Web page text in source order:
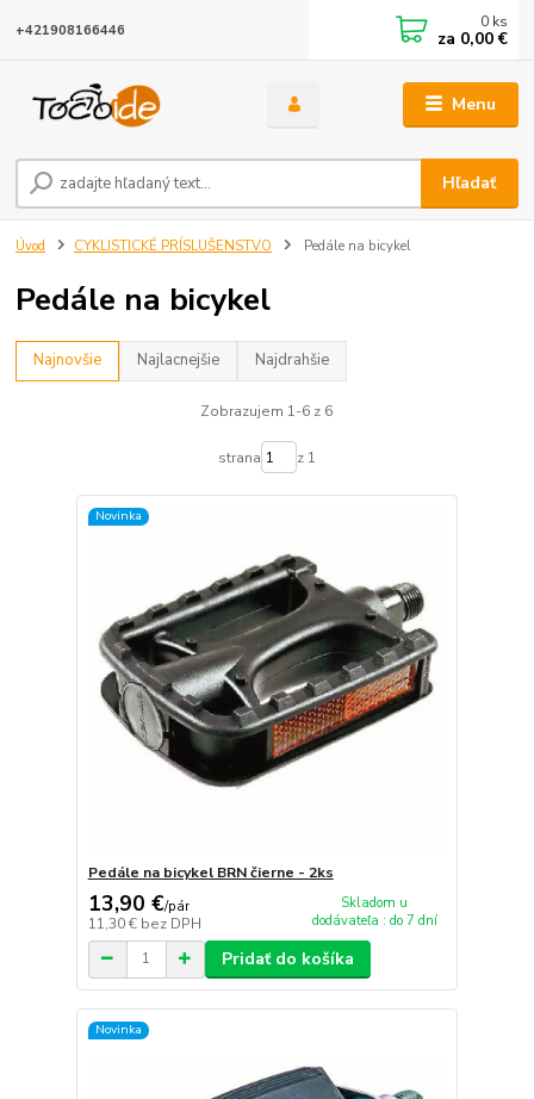
Menu
Hľadať
+421908166446 0 ks
za 0,00 €
Úvod CYKLISTICKÉ PRÍSLUŠENSTVO Pedále na bicykel
Pedále na bicykel
Najnovšie Najlacnejšie Najdrahšie
Zobrazujem 1-6 z 6
strana z 1
Novinka
Pedále na bicykel BRN čierne - 2ks
13,90 €/pár
11,30 € bez DPH
Skladom u
dodávateľa : do 7 dní
Pridať do košíka
Novinka